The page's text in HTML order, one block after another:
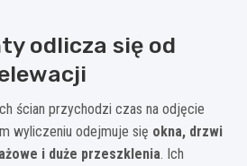
odlicza się od
ścian przychodzi czas na odjęcie
wyliczeniu odejmuje się okna, drzwi
i duże przeszklenia. Ich